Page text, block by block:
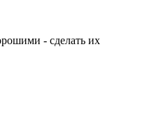
- сделать их